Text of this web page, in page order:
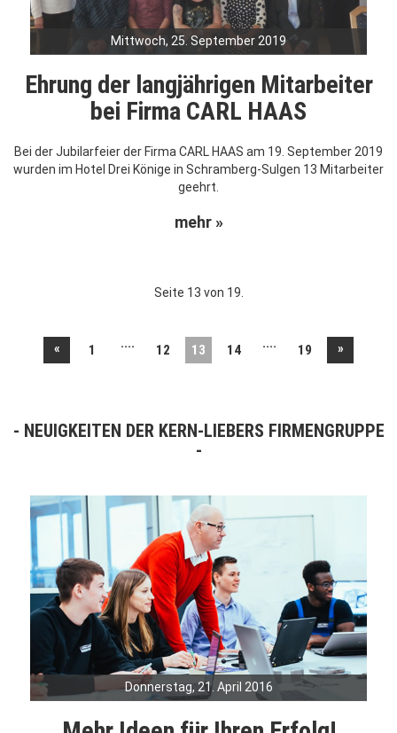
Mittwoch, 25. September 2019
Ehrung der langjährigen Mitarbeiter
bei Firma CARL HAAS
Bei der Jubilarfeier der Firma CARL HAAS am 19. September 2019
wurden im Hotel Drei Könige in Schramberg-Sulgen 13 Mitarbeiter
geehrt.
mehr »
Seite 13 von 19.
« 1 .... 12 13 14 .... 19 »
NEUIGKEITEN DER KERN-LIEBERS FIRMENGRUPPE
Donnerstag, 21. April 2016